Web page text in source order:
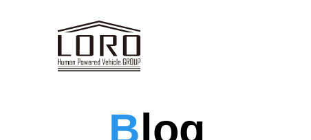
Blog